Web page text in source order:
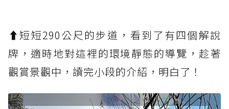
⬆︎短短290公尺的步道，看到了有四個解說
牌，適時地對這裡的環境靜態的導覽，趁著
觀賞景觀中，讀完小段的介紹，明白了！